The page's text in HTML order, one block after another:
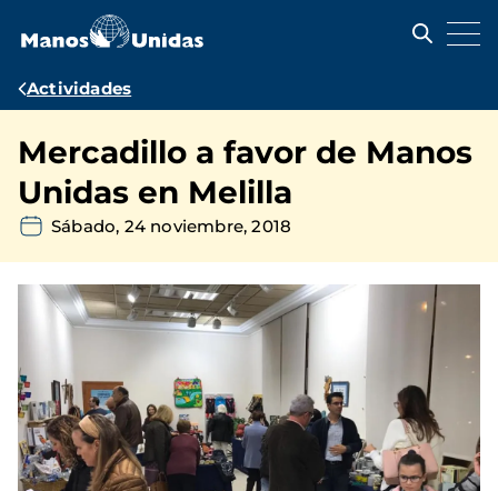
contenido
Ruta
navegación
Actividades
Mercadillo a favor de Manos
Unidas en Melilla
Sábado, 24 noviembre, 2018